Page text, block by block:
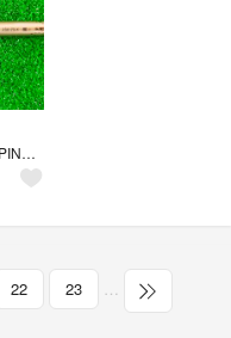
【最終値下げ】【PINGスリーブ】アッタス EZ 350 75X 4HB
22 23 …